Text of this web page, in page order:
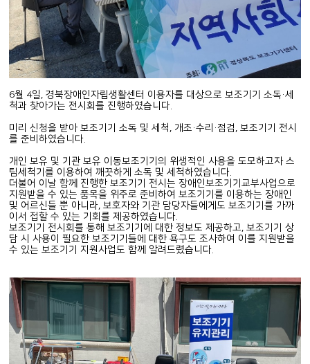
6월 4일, 경북장애인자립생활센터 이용자를 대상으로 보조기기 소독·세
척과 찾아가는 전시회를 진행하였습니다.
미리 신청을 받아 보조기기 소독 및 세척, 개조·수리·점검, 보조기기 전시
를 준비하였습니다.
개인 보유 및 기관 보유 이동보조기기의 위생적인 사용을 도모하고자 스
팀세척기를 이용하여 깨끗하게 소독 및 세척하였습니다.
더불어 이날 함께 진행한 보조기기 전시는 장애인보조기기교부사업으로
지원받을 수 있는 품목을 위주로 준비하여 보조기기를 이용하는 장애인
및 어르신들 뿐 아니라, 보호자와 기관 담당자들에게도 보조기기를 가까
이서 접할 수 있는 기회를 제공하였습니다.
보조기기 전시회를 통해 보조기기에 대한 정보도 제공하고, 보조기기 상
담 시 사용이 필요한 보조기기들에 대한 욕구도 조사하여 이를 지원받을
수 있는 보조기기 지원사업도 함께 알려드렸습니다.